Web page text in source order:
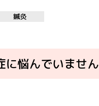
鍼灸
に悩んでいませ